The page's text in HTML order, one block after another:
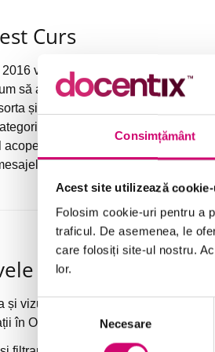
Consimțământ
Acest site utilizează
Folosim cookie-uri pentru a
traficul. De asemenea, le
care folosiți site-ul nostru.
lor.
Selecția
consimțământului
Necesare
Curs
vă permit să vă gestionați și
să aranjați și să vizualizați mesaje
și filtra e-mail-urile; să folosiți
de culoare; să aplicați
modalități de a vă
și ajustarea panoului de
Cursului
și vizualizarea articolelor după
în Outlook 2016